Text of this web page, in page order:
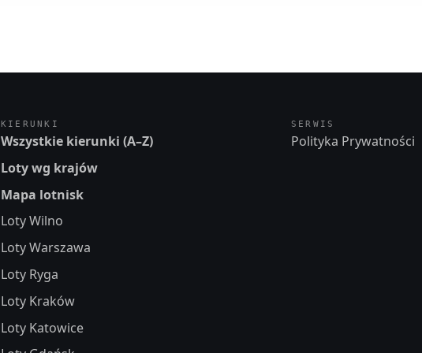
KIERUNKI
Wszystkie kierunki (A–Z)
Loty wg krajów
Mapa lotnisk
Loty Wilno
Loty Warszawa
Loty Ryga
Loty Kraków
Loty Katowice
SERWIS
Polityka Prywatności